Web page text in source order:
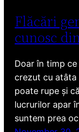
Flăcări
cunosc
Doar în timp
crezut cu
poate rupe și
lucrurilor apar
suntem prea